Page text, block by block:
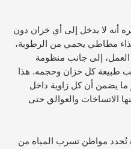
أنه لا يدخل إلى أي خزان دون
مطاطي يحمي من الرطوبة،
العمل، إلى جانب منظومة
طبيعة كل خزان وحجمه. هذا
ما يضمن أن كل زاوية داخل
الاتساخات والعوالق حتى
مواطن تسرب المياه من